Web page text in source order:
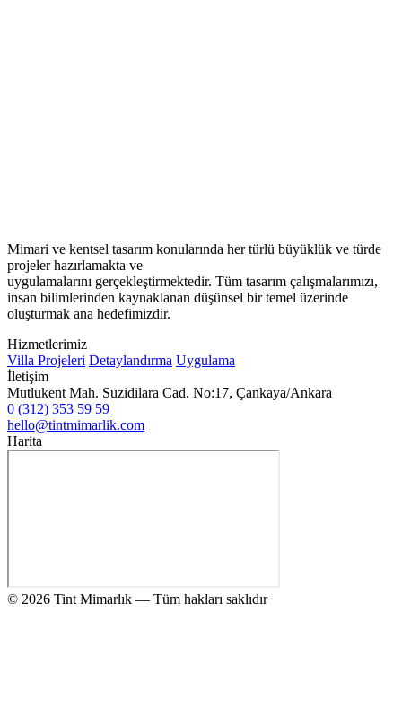
Mimari ve kentsel tasarım konularında her türlü büyüklük ve türde
projeler hazırlamakta ve
uygulamalarını gerçekleştirmektedir. Tüm tasarım çalışmalarımızı,
insan bilimlerinden kaynaklanan düşünsel bir temel üzerinde
oluşturmak ana hedefimizdir.
Hizmetlerimiz
Villa Projeleri Detaylandırma Uygulama
İletişim
Mutlukent Mah. Suzidilara Cad. No:17, Çankaya/Ankara
0 (312) 353 59 59
hello@tintmimarlik.com
Harita
© 2026 Tint Mimarlık — Tüm hakları saklıdır